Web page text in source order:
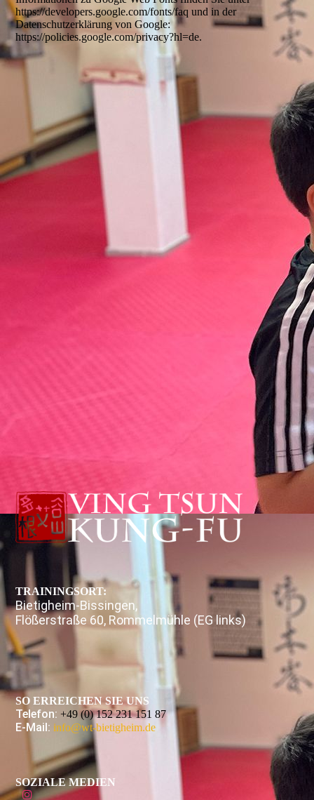
https://developers.google.com/fonts/faq und in der
Datenschutzerklärung von Google:
https://policies.google.com/privacy?hl=de.
TRAININGSORT:
Bietigheim-Bissingen,
Flößerstraße 60, Rommelmühle (EG links)
SO ERREICHEN SIE UNS
Telefon: +49 (0) 152 231 151 87
E-Mail: info@wt-bietigheim.de
SOZIALE MEDIEN